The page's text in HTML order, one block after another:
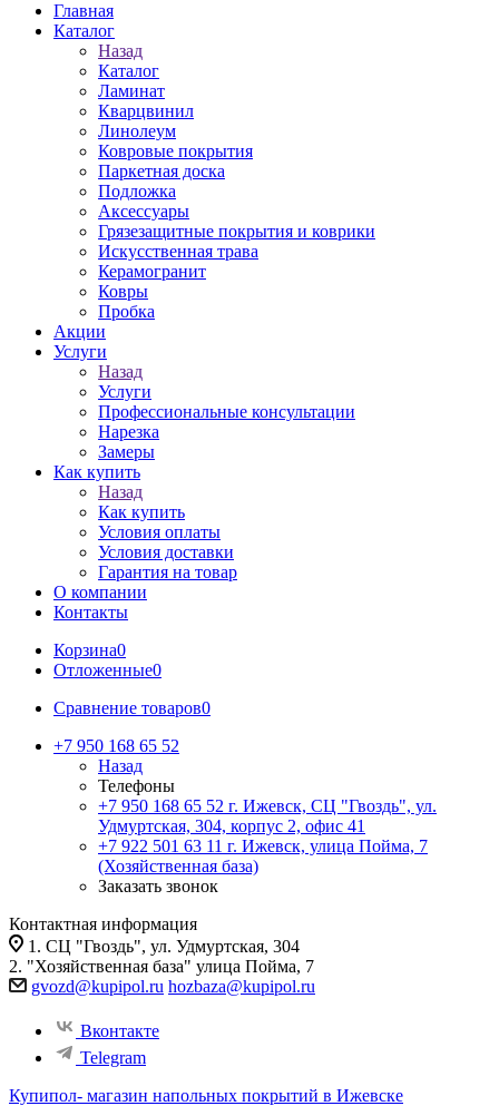
Главная
Каталог
Назад
Каталог
Ламинат
Кварцвинил
Линолеум
Ковровые покрытия
Паркетная доска
Подложка
Аксессуары
Грязезащитные покрытия и коврики
Искусственная трава
Керамогранит
Ковры
Пробка
Акции
Услуги
Назад
Услуги
Профессиональные консультации
Нарезка
Замеры
Как купить
Назад
Как купить
Условия оплаты
Условия доставки
Гарантия на товар
О компании
Контакты
Корзина0
Отложенные0
Сравнение товаров0
+7 950 168 65 52
Назад
Телефоны
+7 950 168 65 52 г. Ижевск, СЦ "Гвоздь", ул.
Удмуртская, 304, корпус 2, офис 41
+7 922 501 63 11 г. Ижевск, улица Пойма, 7
(Хозяйственная база)
Заказать звонок
Контактная информация
1. СЦ "Гвоздь", ул. Удмуртская, 304
2. "Хозяйственная база" улица Пойма, 7
gvozd@kupipol.ru hozbaza@kupipol.ru
Вконтакте
Telegram
Купипол- магазин напольных покрытий в Ижевске